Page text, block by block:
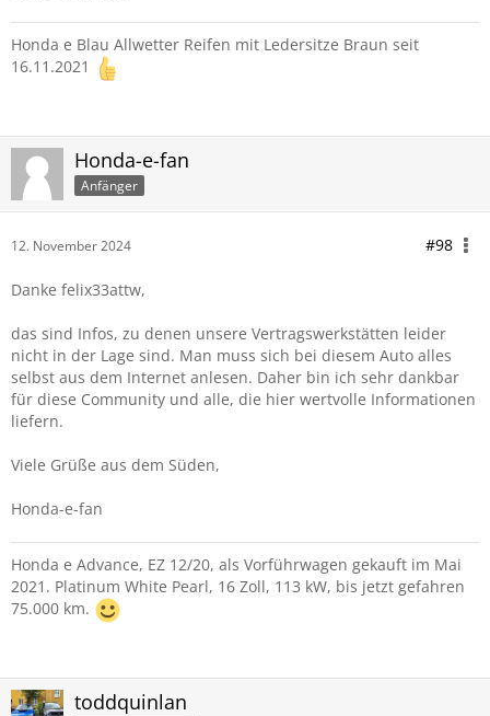
Honda e Blau Allwetter Reifen mit Ledersitze Braun seit
16.11.2021
Honda-e-fan
Anfänger
12. November 2024 #98
Danke felix33attw,
das sind Infos, zu denen unsere Vertragswerkstätten leider
nicht in der Lage sind. Man muss sich bei diesem Auto alles
selbst aus dem Internet anlesen. Daher bin ich sehr dankbar
für diese Community und alle, die hier wertvolle Informationen
liefern.
Viele Grüße aus dem Süden,
Honda-e-fan
Honda e Advance, EZ 12/20, als Vorführwagen gekauft im Mai
2021. Platinum White Pearl, 16 Zoll, 113 kW, bis jetzt gefahren
75.000 km.
toddquinlan